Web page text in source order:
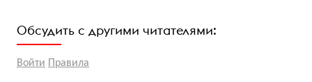
Обсудить с другими читателями:
Войти Правила